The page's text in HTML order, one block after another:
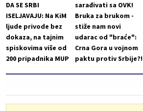
DA SE SRBI
ISELJAVAJU: Na KiM
ljude privode bez
dokaza, na tajnim
spiskovima više od
200 pripadnika MUP
sarađivati sa OVK!
Bruka za brukom -
stiže nam novi
udarac od "braće":
Crna Gora u vojnom
paktu protiv Srbije?!